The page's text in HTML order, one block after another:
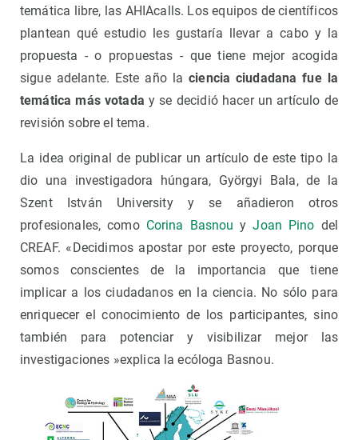
temática libre, las AHIAcalls. Los equipos de científicos
plantean qué estudio les gustaría llevar a cabo y la
propuesta - o propuestas - que tiene mejor acogida
sigue adelante. Este año la ciencia ciudadana fue la
temática más votada y se decidió hacer un artículo de
revisión sobre el tema.
La idea original de publicar un artículo de este tipo la
dio una investigadora húngara, Györgyi Bala, de la
Szent István University y se añadieron otros
profesionales, como Corina Basnou yJoan Pino del
CREAF. «Decidimos apostar por este proyecto, porque
somos conscientes de la importancia que tiene
implicar a los ciudadanos en la ciencia. No sólo para
enriquecer el conocimiento de los participantes, sino
también para potenciar y visibilizar mejor las
investigaciones »explica la ecóloga Basnou.